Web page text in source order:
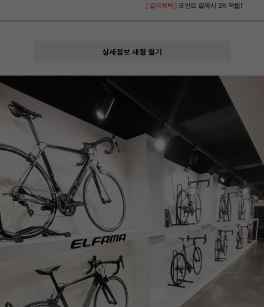
페이코 ID로
[ 결제혜택 ] 포인트 결제시 1% 적립!
상세정보 새창 열기